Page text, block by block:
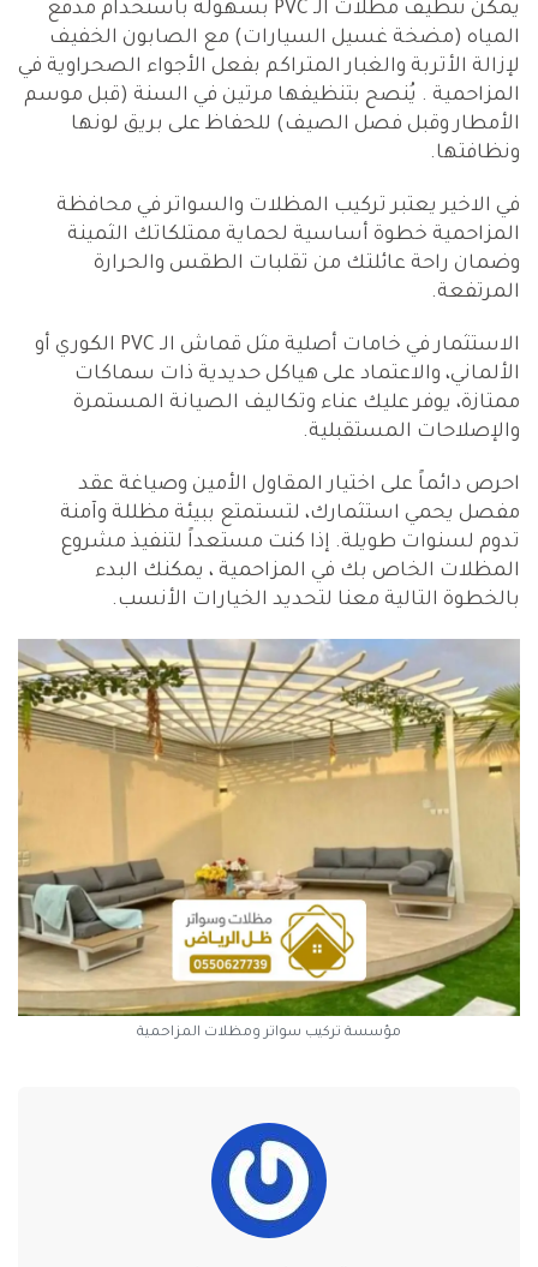
يمكن تنظيف مظلات الـ PVC بسهولة باستخدام مدفع
المياه (مضخة غسيل السيارات) مع الصابون الخفيف
لإزالة الأتربة والغبار المتراكم بفعل الأجواء الصحراوية في
المزاحمية . يُنصح بتنظيفها مرتين في السنة (قبل موسم
الأمطار وقبل فصل الصيف) للحفاظ على بريق لونها
ونظافتها.
في الاخير يعتبر تركيب المظلات والسواتر في محافظة
المزاحمية خطوة أساسية لحماية ممتلكاتك الثمينة
وضمان راحة عائلتك من تقلبات الطقس والحرارة
المرتفعة.
الاستثمار في خامات أصلية مثل قماش الـ PVC الكوري أو
الألماني، والاعتماد على هياكل حديدية ذات سماكات
ممتازة، يوفر عليك عناء وتكاليف الصيانة المستمرة
والإصلاحات المستقبلية.
احرص دائماً على اختيار المقاول الأمين وصياغة عقد
مفصل يحمي استثمارك، لتستمتع ببيئة مظللة وآمنة
تدوم لسنوات طويلة. إذا كنت مستعداً لتنفيذ مشروع
المظلات الخاص بك في المزاحمية ، يمكنك البدء
بالخطوة التالية معنا لتحديد الخيارات الأنسب.
مؤسسة تركيب سواتر ومظلات المزاحمية